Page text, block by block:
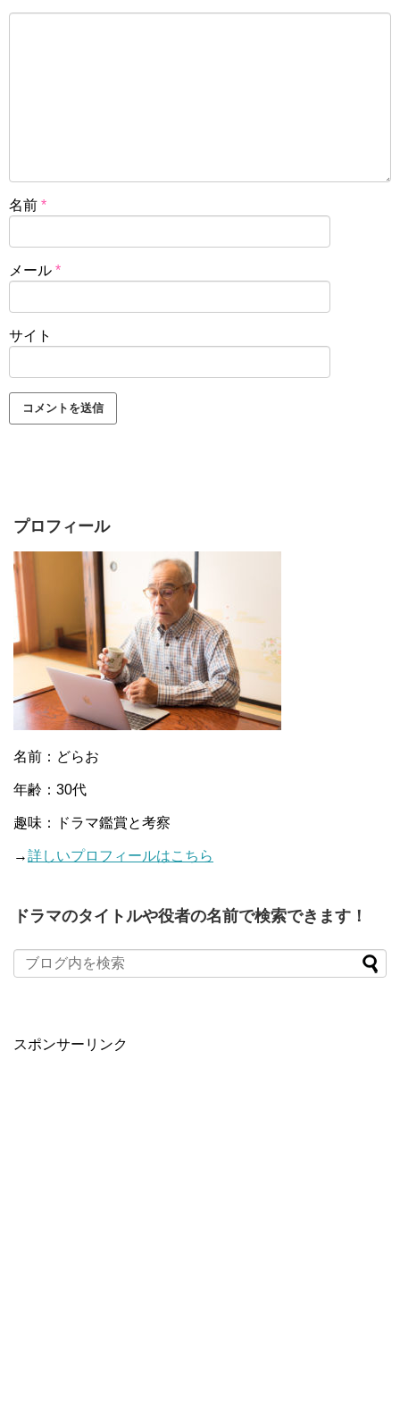
名前 *
メール *
サイト
プロフィール
名前：どらお
年齢：30代
趣味：ドラマ鑑賞と考察
→詳しいプロフィールはこちら
ドラマのタイトルや役者の名前で検索できます！
スポンサーリンク